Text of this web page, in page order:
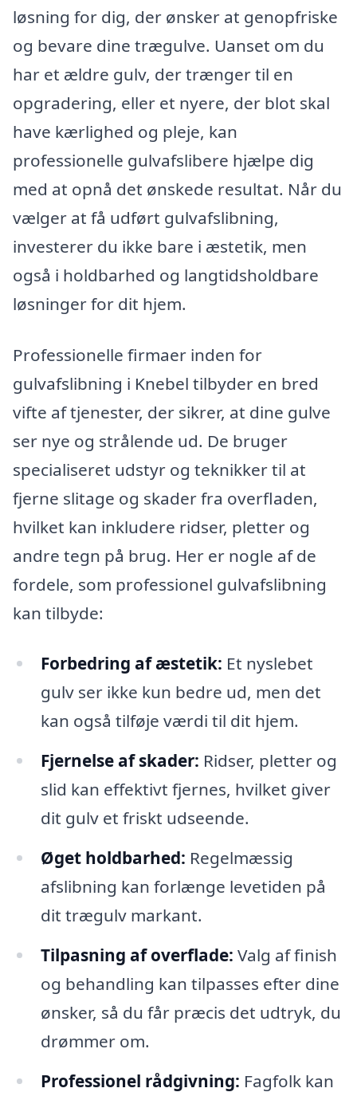
løsning for dig, der ønsker at genopfriske
og bevare dine trægulve. Uanset om du
har et ældre gulv, der trænger til en
opgradering, eller et nyere, der blot skal
have kærlighed og pleje, kan
professionelle gulvafslibere hjælpe dig
med at opnå det ønskede resultat. Når du
vælger at få udført gulvafslibning,
investerer du ikke bare i æstetik, men
også i holdbarhed og langtidsholdbare
løsninger for dit hjem.
Professionelle firmaer inden for
gulvafslibning i Knebel tilbyder en bred
vifte af tjenester, der sikrer, at dine gulve
ser nye og strålende ud. De bruger
specialiseret udstyr og teknikker til at
fjerne slitage og skader fra overfladen,
hvilket kan inkludere ridser, pletter og
andre tegn på brug. Her er nogle af de
fordele, som professionel gulvafslibning
kan tilbyde:
Forbedring af æstetik: Et nyslebet
gulv ser ikke kun bedre ud, men det
kan også tilføje værdi til dit hjem.
Fjernelse af skader: Ridser, pletter og
slid kan effektivt fjernes, hvilket giver
dit gulv et friskt udseende.
Øget holdbarhed: Regelmæssig
afslibning kan forlænge levetiden på
dit trægulv markant.
Tilpasning af overflade: Valg af finish
og behandling kan tilpasses efter dine
ønsker, så du får præcis det udtryk, du
drømmer om.
Professionel rådgivning: Fagfolk kan